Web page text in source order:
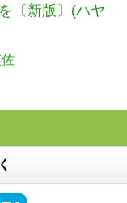
〔新版〕(ハヤ